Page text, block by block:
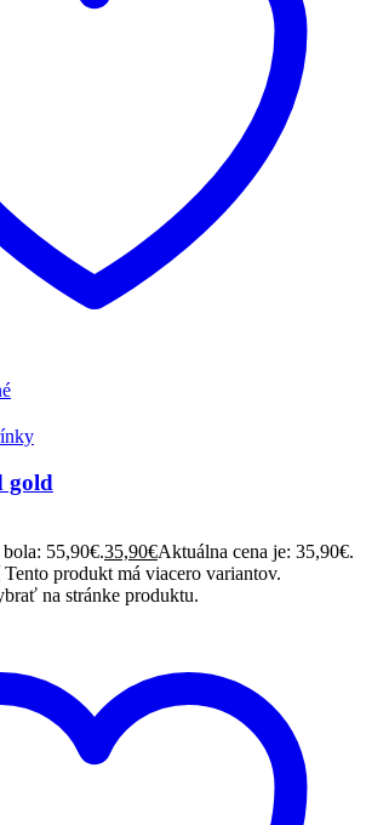
gold
55,90€.35,90€Aktuálna cena je: 35,90€.
Tento produkt má viacero variantov.
na stránke produktu.